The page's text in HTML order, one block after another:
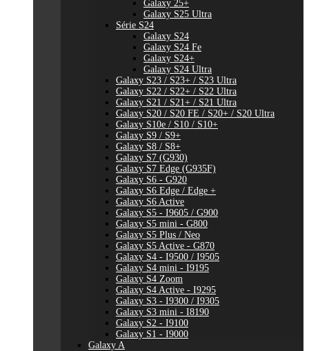
Galaxy 25+
Galaxy S25 Ultra
Série S24
Galaxy S24
Galaxy S24 Fe
Galaxy S24+
Galaxy S24 Ultra
Galaxy S23 / S23+ / S23 Ultra
Galaxy S22 / S22+ / S22 Ultra
Galaxy S21 / S21+ / S21 Ultra
Galaxy S20 / S20 FE / S20+ / S20 Ultra
Galaxy S10e / S10 / S10+
Galaxy S9 / S9+
Galaxy S8 / S8+
Galaxy S7 (G930)
Galaxy S7 Edge (G935F)
Galaxy S6 - G920
Galaxy S6 Edge / Edge +
Galaxy S6 Active
Galaxy S5 - I9605 / G900
Galaxy S5 mini - G800
Galaxy S5 Plus / Neo
Galaxy S5 Active - G870
Galaxy S4 - I9500 / I9505
Galaxy S4 mini - I9195
Galaxy S4 Zoom
Galaxy S4 Active - I9295
Galaxy S3 - I9300 / I9305
Galaxy S3 mini - I8190
Galaxy S2 - I9100
Galaxy S1 - I9000
Galaxy A